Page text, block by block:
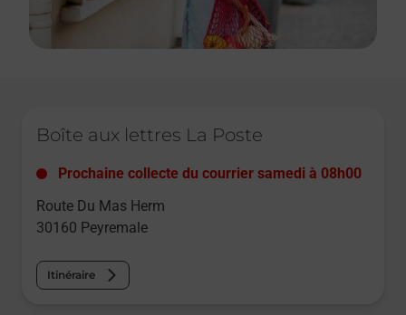
Boîte aux lettres La Poste
Prochaine collecte du courrier samedi à 08h00
Route Du Mas Herm
30160 Peyremale
Itinéraire